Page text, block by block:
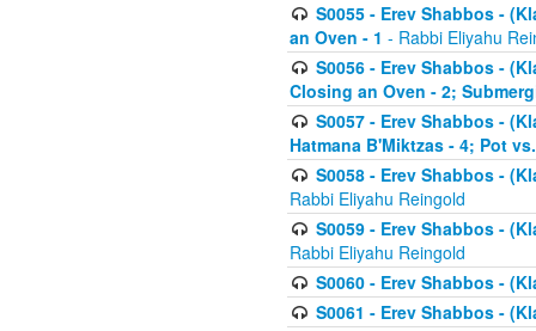
S0055 - Erev Shabbos -
an Oven - 1 - Rabbi Eliyahu
S0056 - Erev Shabbos -
Closing an Oven - 2;
S0057 - Erev Shabbos -
Hatmana B'Miktzas - 4; Pot
S0058 - Erev Shabbos -
Rabbi Eliyahu Reingold
S0059 - Erev Shabbos -
Rabbi Eliyahu Reingold
S0060 - Erev Shabbos -
S0061 - Erev Shabbos -